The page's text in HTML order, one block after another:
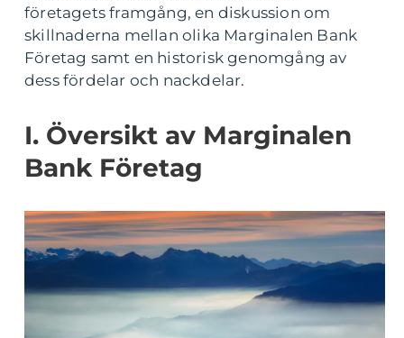
företagets framgång, en diskussion om
skillnaderna mellan olika Marginalen Bank
Företag samt en historisk genomgång av
dess fördelar och nackdelar.
I. Översikt av Marginalen
Bank Företag